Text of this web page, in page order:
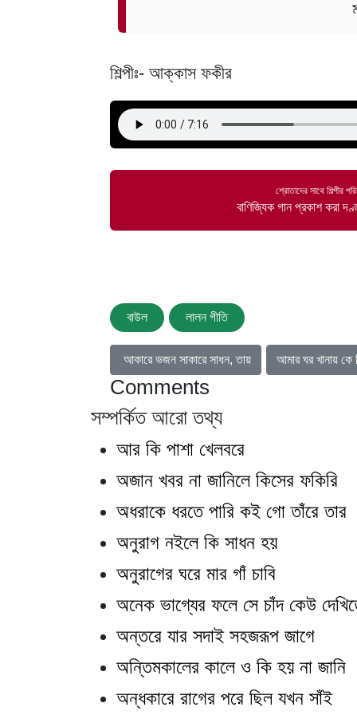
শিল্পীঃ- আক্কাস ফকীর
শ্রোতাদের সাথে শিল্পীর
বাণিজ্যিক গান প্রকাশ করা
বাউল লালন গীতি
আগের নিবন্ধ: আকারে ভজন সাকারে সাধন, তায়
আকারে ভজন সাকারে সাধন, তায় পরবর্তী নিবন্ধ:
আমার ঘর খানায় কে
Comments
সম্পর্কিত আরো তথ্য
আর কি পাশা খেলবরে
অজান খবর না জানিলে কিসের ফকিরি
অধরাকে ধরতে পারি কই গো তাঁরে তার
অনুরাগ নইলে কি সাধন হয়
অনুরাগের ঘরে মার গাঁ চাবি
অনেক ভাগ্যের ফলে সে চাঁদ কেউ
অন্তরে যার সদাই সহজরূপ জাগে
অন্তিমকালের কালে ও কি হয় না জানি
অন্ধকারে রাগের পরে ছিল যখন সাঁই